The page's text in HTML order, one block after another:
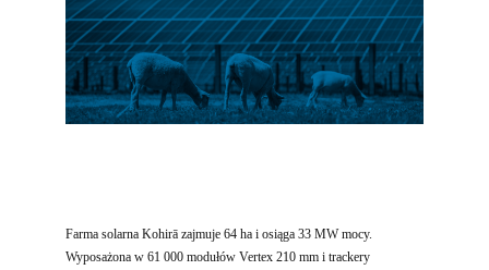
Farma solarna Kohirā zajmuje 64 ha i osiąga 33 MW mocy.
Wyposażona w 61 000 modułów Vertex 210 mm i trackery